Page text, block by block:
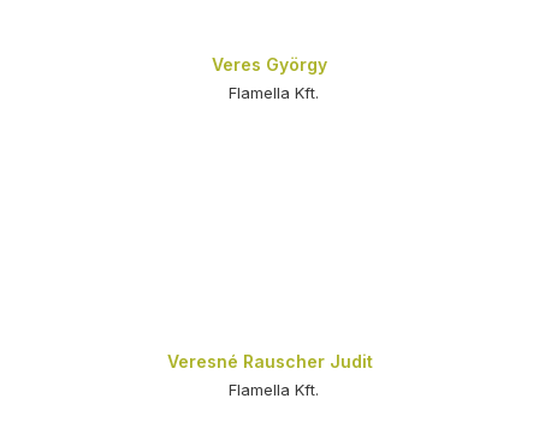
Veres György
Flamella Kft.
Veresné Rauscher Judit
Flamella Kft.